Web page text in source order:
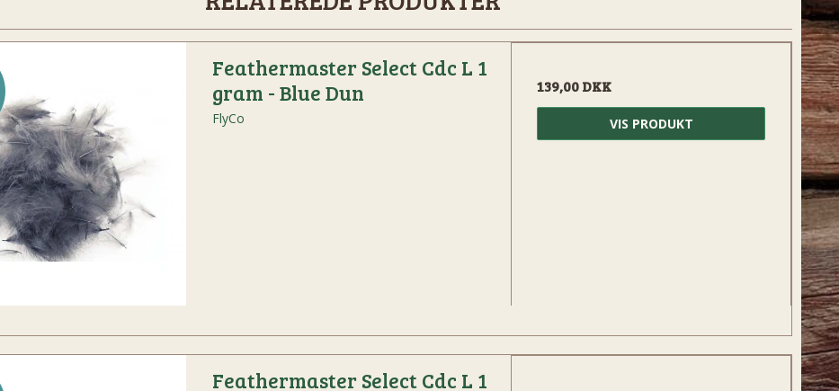
Feathermaster Select Cdc L 1
gram - Blue Dun
FlyCo
139,00 DKK
VIS PRODUKT
Feathermaster Select Cdc L 1